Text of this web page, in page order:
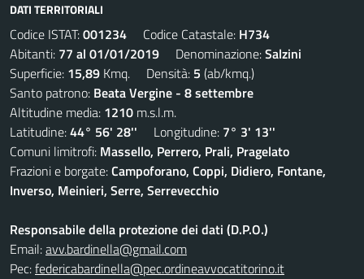
DATI TERRITORIALI
Codice ISTAT:001234 Codice Catastale: H734
Abitanti: 77 al 01/01/2019 Denominazione:Salzini
Superficie: 15,89 Kmq. Densità: 5 (ab/kmq.)
Santo patrono: Beata Vergine - 8 settembre
Altitudine media: 1210 m.s.l.m.
Latitudine:44° 56' 28'' Longitudine: 7° 3' 13''
Comuni limitrofi: Massello, Perrero, Prali, Pragelato
Frazioni e borgate:Campoforano, Coppi, Didiero, Fontane,
Inverso, Meinieri, Serre, Serrevecchio
Responsabile della protezione dei dati (D.P.O.)
Email:avv.bardinella@gmail.com
Pec:federicabardinella@pec.ordineavvocatitorino.it